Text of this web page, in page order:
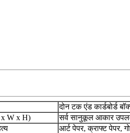
दोन टक एंड कार्डबोर्ड
x W x H)
सर्व सानुकूल आकार
आर्ट पेपर, क्राफ्ट पेपर,